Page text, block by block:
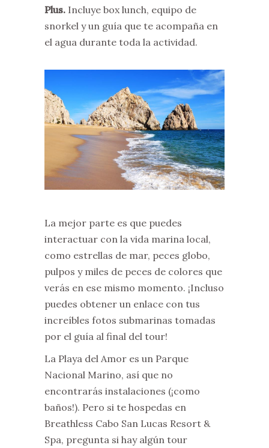
Plus. Incluye box lunch, equipo de
snorkel y un guía que te acompaña en
el agua durante toda la actividad.
La mejor parte es que puedes
interactuar con la vida marina local,
como estrellas de mar, peces globo,
pulpos y miles de peces de colores que
verás en ese mismo momento. ¡Incluso
puedes obtener un enlace con tus
increíbles fotos submarinas tomadas
por el guía al final del tour!
La Playa del Amor es un Parque
Nacional Marino, así que no
encontrarás instalaciones (¡como
baños!). Pero si te hospedas en
Breathless Cabo San Lucas Resort &
Spa, pregunta si hay algún tour